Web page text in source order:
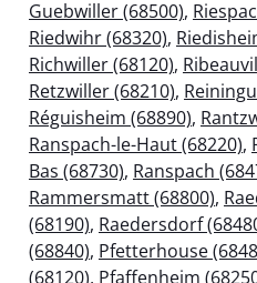
Guebwiller (68500),
Riedwihr (68320),
Richwiller (68120),
Retzwiller (68210),
Réguisheim (68890),
Ranspach-le-Haut (68220),
Bas (68730), Ranspach
Rammersmatt (68800),
(68190), Raedersdorf
(68840), Pfetterhouse
(68120), Pfaffenheim